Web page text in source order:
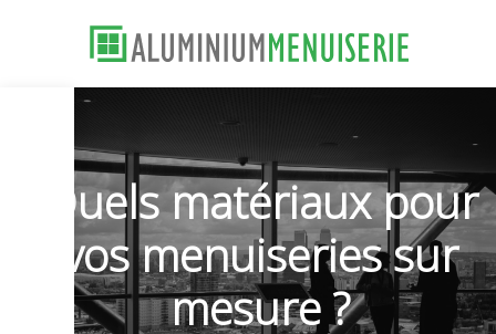
Quels matériaux pour
vos menuiseries sur
mesure ?